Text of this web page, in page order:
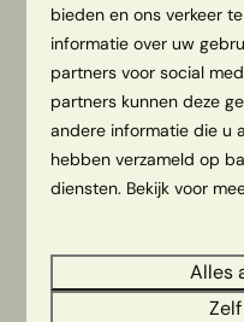
Op het park
bieden en ons verkeer
informatie over uw
partners voor social
partners kunnen deze
andere informatie die u
hebben verzameld op
diensten. Bekijk voor
Alles